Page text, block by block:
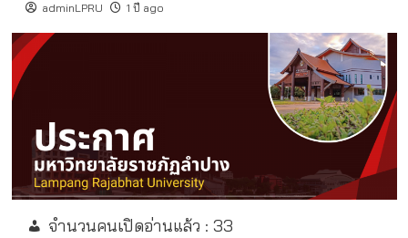
adminLPRU 1 ปี ago
จำนวนคนเปิดอ่านแล้ว : 33